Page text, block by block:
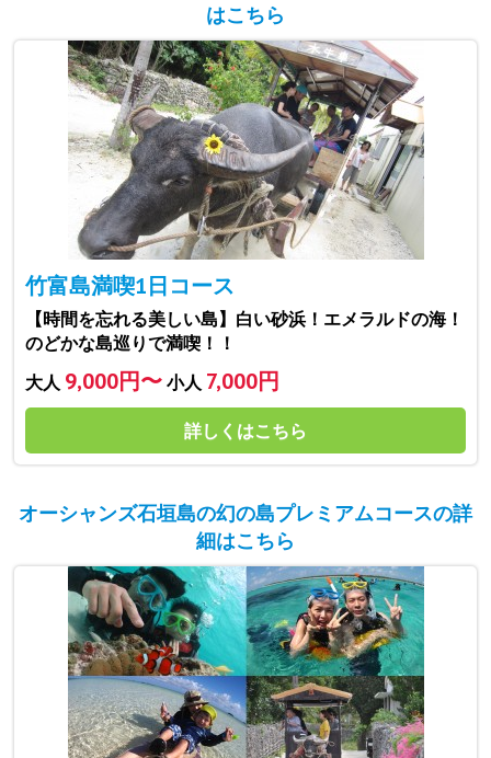
はこちら
竹富島満喫1日コース
【時間を忘れる美しい島】白い砂浜！エメラルドの海！
のどかな島巡りで満喫！！
大人 9,000円〜 小人 7,000円
詳しくはこちら
オーシャンズ石垣島の幻の島プレミアムコースの詳
細はこちら